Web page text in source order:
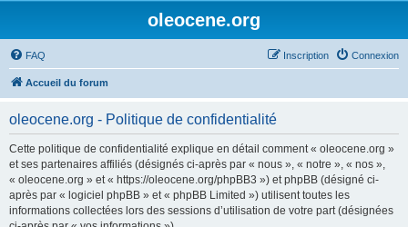
oleocene.org
FAQ Connexion
Inscription
Accueil du forum
oleocene.org - Politique de confidentialité
Cette politique de confidentialité explique en détail comment « oleocene.org »
et ses partenaires affiliés (désignés ci-après par « nous », « notre », « nos »,
« oleocene.org » et « https://oleocene.org/phpBB3 ») et phpBB (désigné ci-
après par « logiciel phpBB » et « phpBB Limited ») utilisent toutes les
informations collectées lors des sessions d’utilisation de votre part (désignées